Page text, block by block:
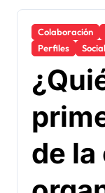
Colaboración
Perfiles
de